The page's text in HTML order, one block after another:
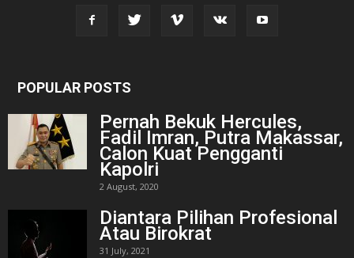
POPULAR POSTS
Pernah Bekuk Hercules,
Fadil Imran, Putra Makassar,
Calon Kuat Pengganti
Kapolri
2 August, 2020
Diantara Pilihan Profesional
Atau Birokrat
31 July, 2021